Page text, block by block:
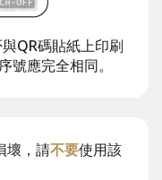
QR碼貼紙上印刷
號應完全相同。
壞，請不要使用該